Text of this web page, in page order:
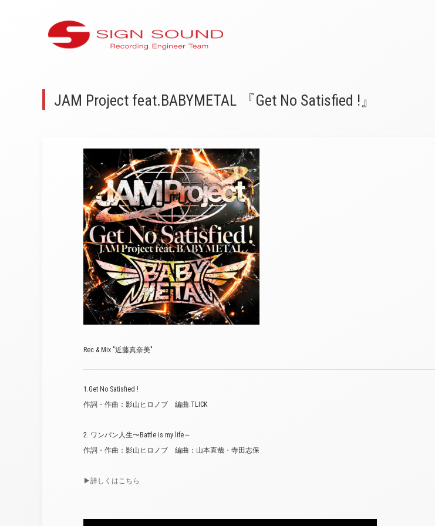
JAM Project feat.BABYMETAL 『Get No Satisfied !』
Rec & Mix "近藤真奈美"
1.Get No Satisfied !
作詞・作曲：影山ヒロノブ 編曲:TLICK
2. ワンパン人生〜Battle is my life～
作詞・作曲：影山ヒロノブ 編曲：山本直哉・寺田志保
▶︎詳しくはこちら